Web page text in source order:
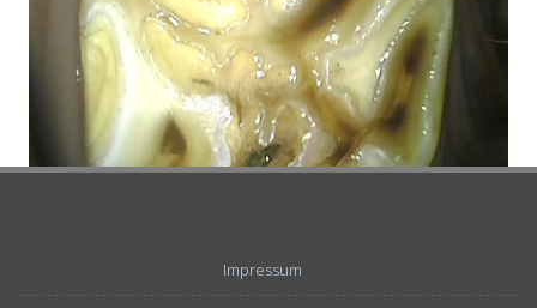
Impressum